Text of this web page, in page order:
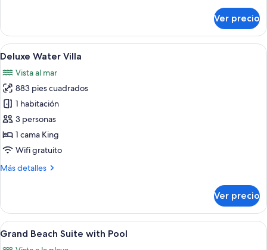
Deluxe
Ver precio
Abrir
todas
las
fotos
de
Deluxe
Water
Villa
Una habitación de hotel con una
6
Deluxe Water Villa
Vista al mar
883 pies cuadrados
1 habitación
3 personas
1 cama King
Wifi gratuito
Más detalles
Más
Water
Villa
Ver precio
Abrir
todas
Un espacio al aire libre cubierto con
12
Grand Beach Suite with Pool